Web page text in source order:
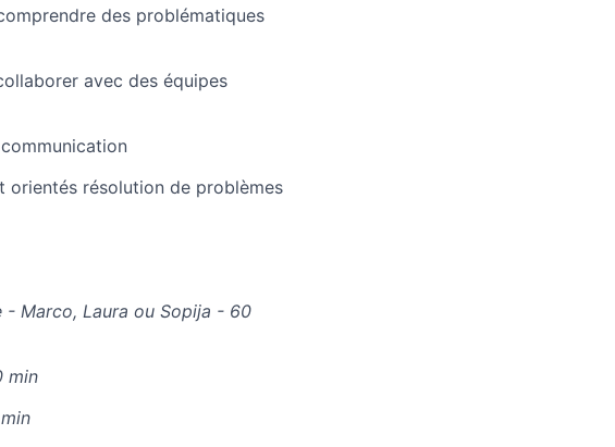
des problématiques
avec des équipes
orientés résolution de problèmes
- Marco, Laura ou Sopija - 60
min